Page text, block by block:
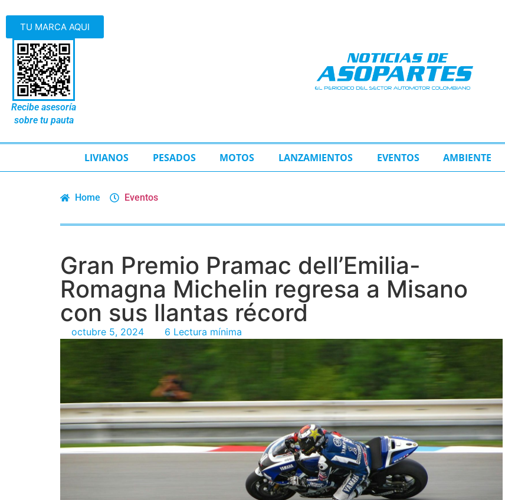
TU MARCA AQUI
Recibe asesoría
sobre tu pauta
LIVIANOS PESADOS MOTOS LANZAMIENTOS EVENTOS AMBIENTE
Home Eventos
Gran Premio Pramac dell’Emilia-
Romagna Michelin regresa a Misano
con sus llantas récord
octubre 5, 2024 6 Lectura mínima